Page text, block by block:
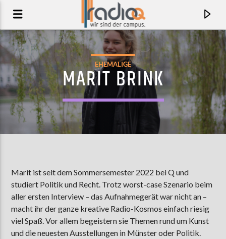
AKTUELLER TRACK
HEART FULL OF BLACK
BURNING BRIDES
EHEMALIGE
MARIT BRINK
Marit ist seit dem Sommersemester 2022 bei Q und
studiert Politik und Recht. Trotz worst-case Szenario beim
aller ersten Interview – das Aufnahmegerät war nicht an –
macht ihr der ganze kreative Radio-Kosmos einfach riesig
viel Spaß. Vor allem begeistern sie Themen rund um Kunst
und die neuesten Ausstellungen in Münster oder Politik.